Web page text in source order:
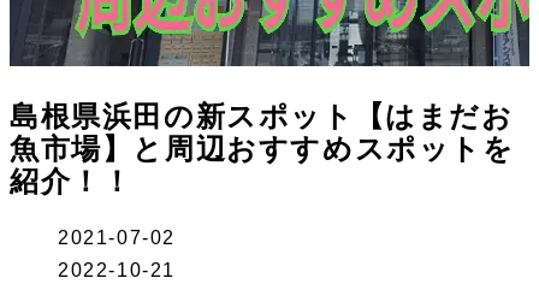
島根県浜田の新スポット【はまだお
魚市場】と周辺おすすめスポットを
紹介！！
2021-07-02
2022-10-21